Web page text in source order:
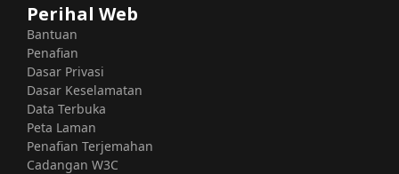
Perihal Web
Bantuan
Penafian
Dasar Privasi
Dasar Keselamatan
Data Terbuka
Peta Laman
Penafian Terjemahan
Cadangan W3C